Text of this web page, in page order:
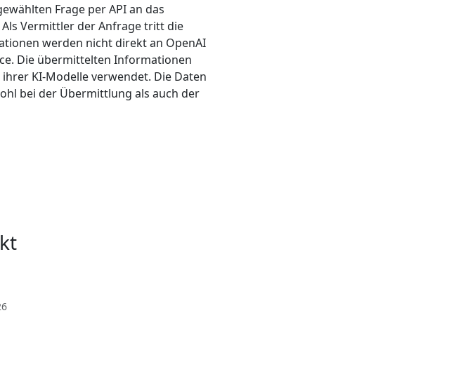
Frage per API an das
Als Vermittler der Anfrage tritt die
werden nicht direkt an OpenAI
Die übermittelten Informationen
KI-Modelle verwendet. Die Daten
bei der Übermittlung als auch der